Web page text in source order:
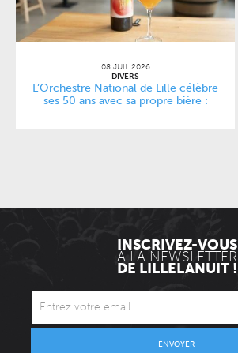
08 JUIL 2026
DIVERS
L’Orchestre National de Lille célèbre
ses 50 ans avec sa propre bière :
INSCRIVEZ-VOUS
À LA NEWSLETTER
DE LILLELANUIT !
ENVOYER